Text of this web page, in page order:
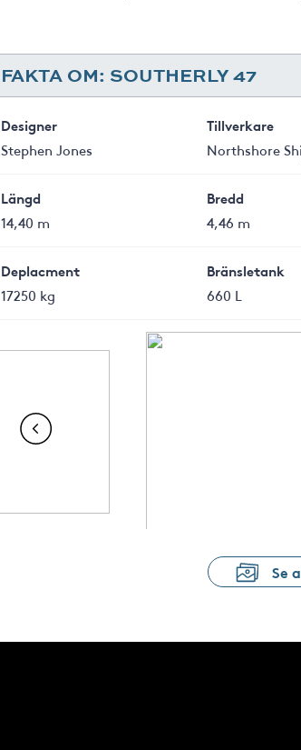
FAKTA OM: SOUTHERLY 47
Designer
Stephen Jones
Tillverkare
Northshore
Längd
14,40 m
Bredd
4,46 m
Deplacment
17250 kg
Bränsletank
660 L
Se